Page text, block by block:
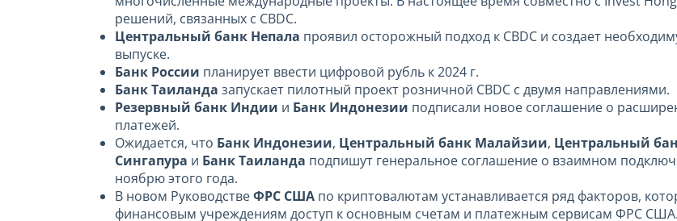
решений, связанных с CBDC.
Центральный банк Непала проявил осторожный подход к CBDC и создает
выпуске.
Банк России планирует ввести цифровой рубль к 2024 г.
Банк Таиланда запускает пилотный проект розничной CBDC с двумя направлениями.
Резервный банк Индии и Банк Индонезии подписали новое соглашение о
платежей.
Ожидается, что Банк Индонезии, Центральный банк Малайзии, Центральный
Сингапура и Банк Таиланда подпишут генеральное соглашение о взаимном
ноябрю этого года.
В новом РуководствеФРС США по криптовалютам устанавливается ряд факторов,
финансовым учреждениям доступ к основным счетам и платежным сервисам ФРС США.